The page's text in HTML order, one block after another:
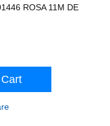
ROSA 11M DE